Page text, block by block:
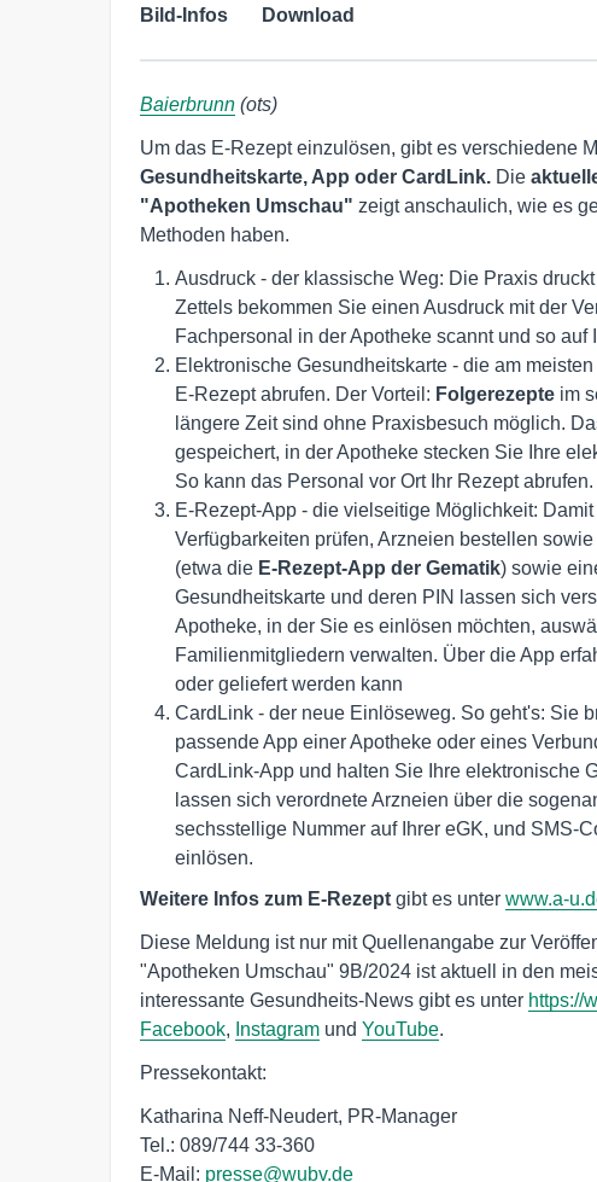
Bild-Infos Download
Baierbrunn (ots)
Um das E-Rezept einzulösen, gibt es verschiedene
Gesundheitskarte, App oder CardLink. Die
"Apotheken Umschau" zeigt anschaulich, wie es
Methoden haben.
Ausdruck - der klassische Weg: Die Praxis
Zettels bekommen Sie einen Ausdruck mit der
Fachpersonal in der Apotheke scannt und so auf
Elektronische Gesundheitskarte - die am
E-Rezept abrufen. Der Vorteil: Folgerezepteim
längere Zeit sind ohne Praxisbesuch möglich.
gespeichert, in der Apotheke stecken Sie Ihre
So kann das Personal vor Ort Ihr Rezept abrufen.
E-Rezept-App - die vielseitige Möglichkeit:
Verfügbarkeiten prüfen, Arzneien bestellen
(etwa die E-Rezept-App der Gematik) sowie
Gesundheitskarte und deren PIN lassen sich
Apotheke, in der Sie es einlösen möchten,
Familienmitgliedern verwalten. Über die App
oder geliefert werden kann
CardLink - der neue Einlöseweg. So geht's: Sie
passende App einer Apotheke oder eines
CardLink-App und halten Sie Ihre elektronische
lassen sich verordnete Arzneien über die
sechsstellige Nummer auf Ihrer eGK, und SMS-
einlösen.
Weitere Infos zum E-Rezept gibt es unter www.a-
Diese Meldung ist nur mit Quellenangabe zur
"Apotheken Umschau" 9B/2024 ist aktuell in den
interessante Gesundheits-News gibt es unter https://
Facebook, Instagram und YouTube.
Pressekontakt:
Katharina Neff-Neudert, PR-Manager
Tel.: 089/744 33-360
E-Mail: presse@wubv.de